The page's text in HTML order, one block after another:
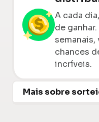
A cada
de
chances
incríveis.
Mais sobre